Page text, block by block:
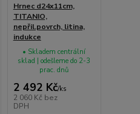
Hrnec d24x11cm,
TITANIO,
nepřil.povrch, litina,
indukce
2 492 Kč/ks
2 060 Kč bez
DPH
• Skladem centrální
sklad | odešleme do 2-3
prac. dnů